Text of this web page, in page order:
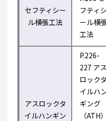
セフティシー
ル横張工法
フティシ
ール横
工法
アスロックタ
イルハンギン
P.226-
227 アス
ロックタ
イルハ
ギング
（ATH）